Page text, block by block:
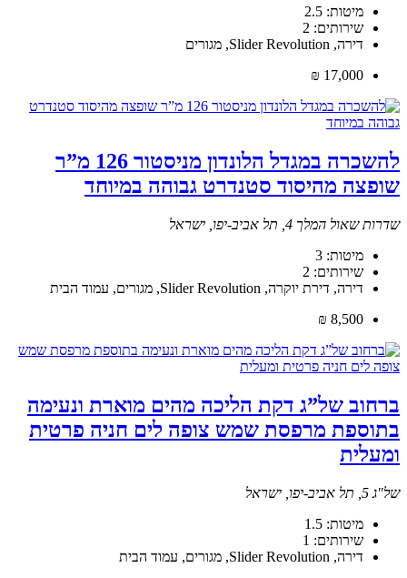
מיטות: 2.5
שירותים: 2
דירה, Slider Revolution, מגורים
17,000 ₪
להשכרה במגדל הלונדון מניסטור 126 מ”ר
שופצה מהיסוד סטנדרט גבוהה במיוחד
שדרות שאול המלך 4, תל אביב-יפו, ישראל
מיטות: 3
שירותים: 2
דירה, דירת יוקרה, Slider Revolution, מגורים, עמוד הבית
8,500 ₪
ברחוב של”ג דקת הליכה מהים מוארת ונעימה
בתוספת מרפסת שמש צופה לים חניה פרטית
ומעלית
של"ג 5, תל אביב-יפו, ישראל
מיטות: 1.5
שירותים: 1
דירה, Slider Revolution, מגורים, עמוד הבית